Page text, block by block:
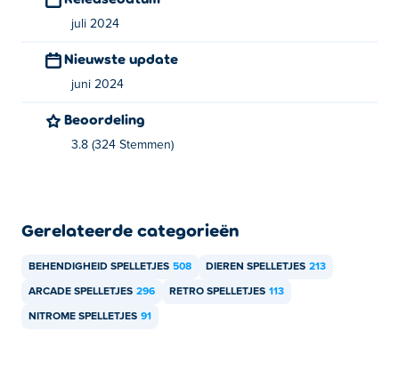
apparaten en desktop?
Chick Flick kan worden gespeeld op je computer en
mobiele apparaten zoals telefoons en tablets.
juli 2024
Nieuwste update
juni 2024
Beoordeling
3.8 (324 Stemmen)
Gerelateerde categorieën
BEHENDIGHEID SPELLETJES 508 DIEREN SPELLETJES 213
ARCADE SPELLETJES 296 RETRO SPELLETJES 113
NITROME SPELLETJES 91